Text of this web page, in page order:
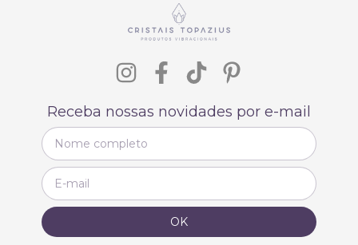
Receba nossas novidades por e-mail